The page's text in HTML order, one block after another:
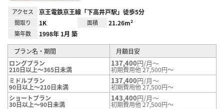
アクセス 京王電鉄京王線「下高井戸駅」徒歩5分
間取り 1K 面積 21.26m²
築年数 1998年 1月 築
プラン名・期間
月額目安
ロングプラン
210日以上～365日未満
137,400円/月～
初期費用他 27,500円～
ミドルプラン
90日以上～210日未満
137,400円/月～
初期費用他 27,500円～
ショートプラン
30日以上～90日未満
143,400円/月～
初期費用他 27,500円～